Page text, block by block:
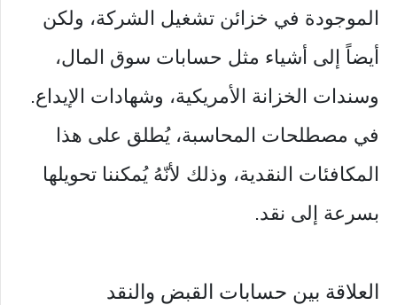
الموجودة في خزائن تشغيل الشركة، ولكن
أيضاً إلى أشياء مثل حسابات سوق المال،
وسندات الخزانة الأمريكية، وشهادات الإيداع.
في مصطلحات المحاسبة، يُطلق على هذا
المكافئات النقدية، وذلك لأنّهُ يُمكننا تحويلها
بسرعة إلى نقد.
العلاقة بين حسابات القبض والنقد